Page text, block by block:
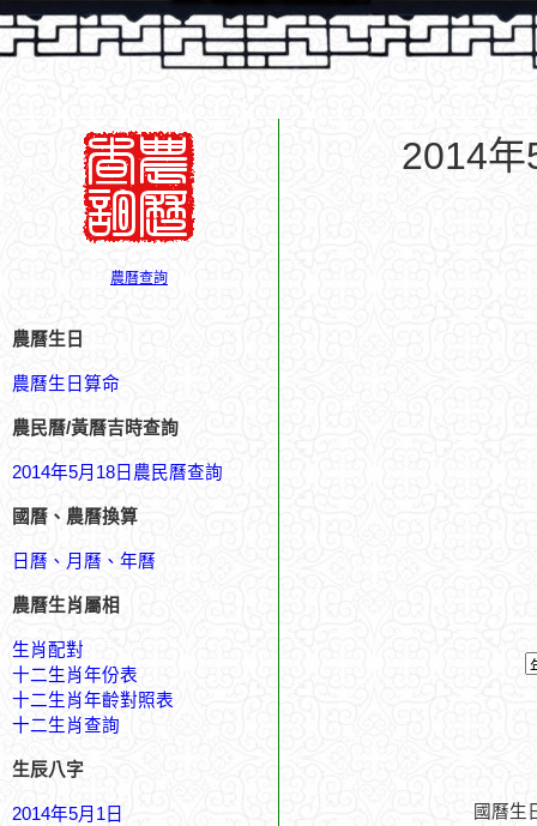
農曆查詢
農曆生日
農曆生日算命
農民曆/黃曆吉時查詢
2014年5月18日農民曆查詢
國曆、農曆換算
日曆、月曆、年曆
農曆生肖屬相
生肖配對
十二生肖年份表
十二生肖年齡對照表
十二生肖查詢
生辰八字
2014年5月1日
2014
國曆生